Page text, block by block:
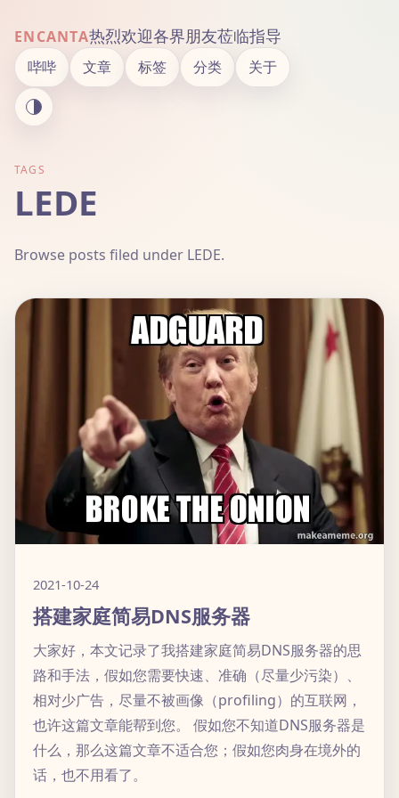
ENCANTA热烈欢迎各界朋友莅临指导
哔哔 文章 标签 分类 关于
TAGS
LEDE
Browse posts filed under LEDE.
2021-10-24
搭建家庭简易DNS服务器
大家好，本文记录了我搭建家庭简易DNS服务器的思
路和手法，假如您需要快速、准确（尽量少污染）、
相对少广告，尽量不被画像（profiling）的互联网，
也许这篇文章能帮到您。 假如您不知道DNS服务器是
什么，那么这篇文章不适合您；假如您肉身在境外的
话，也不用看了。